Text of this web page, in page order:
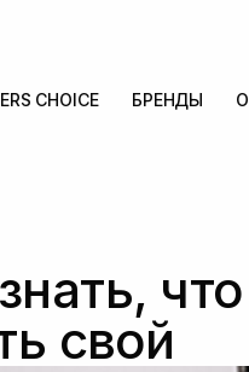
CHOICE БРЕНДЫ
что
свой